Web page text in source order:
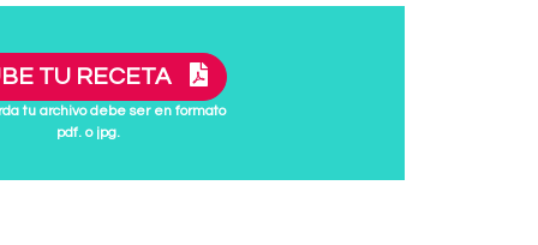
TU RECETA
tu archivo debe ser en formato
pdf. o jpg.